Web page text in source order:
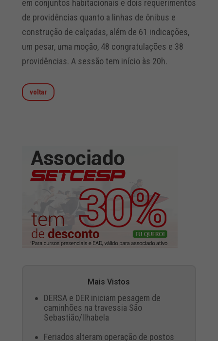
em conjuntos habitacionais e dois requerimentos
de providências quanto a linhas de ônibus e
construção de calçadas, além de 61 indicações,
um pesar, uma moção, 48 congratulações e 38
providências. A sessão tem início às 20h.
voltar
Mais Vistos
DERSA e DER iniciam pesagem de
caminhões na travessia São
Sebastião/Ilhabela
Feriados alteram operação de postos